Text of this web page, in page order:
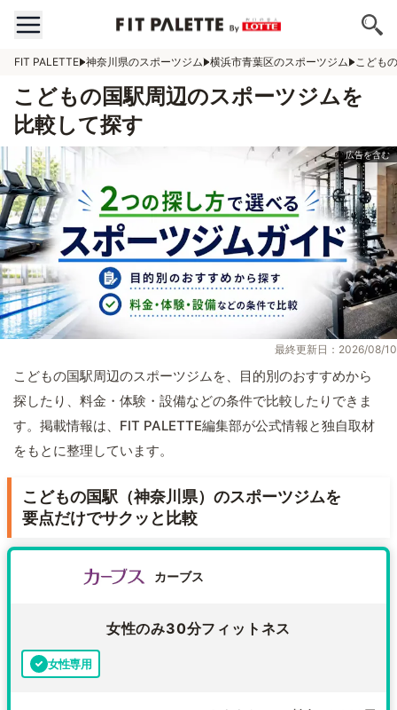
FIT PALETTE 神奈川県のスポーツジム 横浜市青葉区のスポーツジム こども
こどもの国駅周辺のスポーツジムを
比較して探す
最終更新日：2026/08/10
こどもの国駅周辺のスポーツジムを、目的別のおすすめから
探したり、料金・体験・設備などの条件で比較したりできま
す。掲載情報は、FIT PALETTE編集部が公式情報と独自取材
をもとに整理しています。
こどもの国駅（神奈川県）のスポーツジムを
要点だけでサクッと比較
カーブス
女性のみ30分フィットネス
女性専用